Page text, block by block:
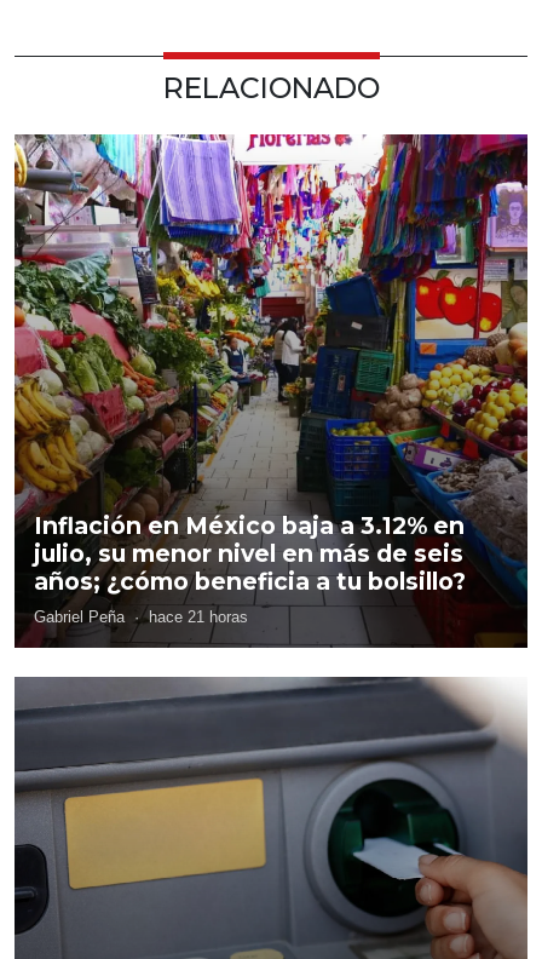
RELACIONADO
Inflación en México baja a 3.12% en
julio, su menor nivel en más de seis
años; ¿cómo beneficia a tu bolsillo?
Gabriel Peña · hace 21 horas